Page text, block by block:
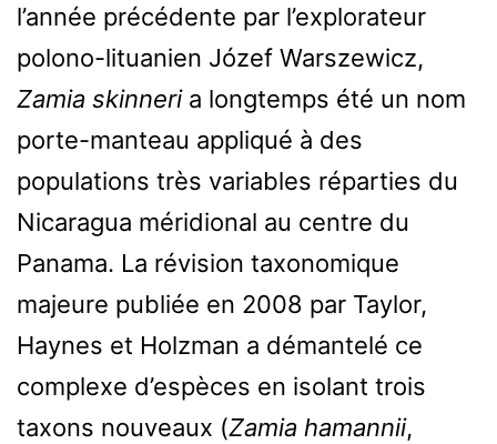
l’année précédente par l’explorateur
polono-lituanien Józef Warszewicz,
Zamia skinneria longtemps été un nom
porte-manteau appliqué à des
populations très variables réparties du
Nicaragua méridional au centre du
Panama. La révision taxonomique
majeure publiée en 2008 par Taylor,
Haynes et Holzman a démantelé ce
complexe d’espèces en isolant trois
taxons nouveaux (Zamia hamannii,